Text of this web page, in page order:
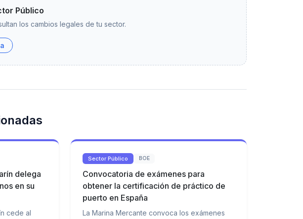
Público
los cambios legales de tu sector.
delega
en su
cede al
Sector Público BOE
Convocatoria de exámenes para
obtener la certificación de práctico de
puerto en España
La Marina Mercante convoca los exámenes